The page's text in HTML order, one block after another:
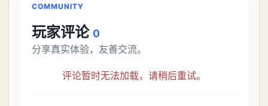
COMMUNITY
玩家评论 0
分享真实体验，友善交流。
评论暂时无法加载，请稍后重试。